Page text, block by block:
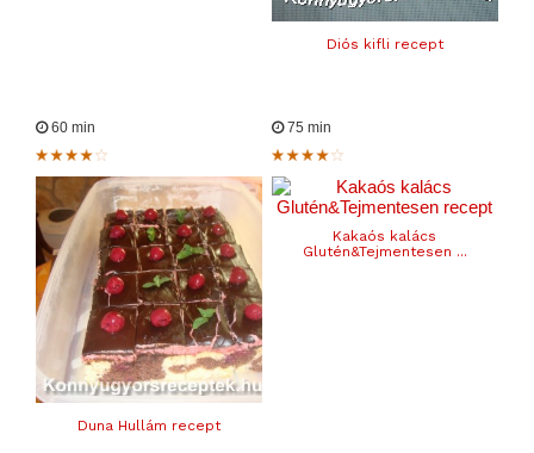
Diós kifli recept
60 min
Duna Hullám recept
75 min
Kakaós kalács
Glutén&Tejmentesen ...